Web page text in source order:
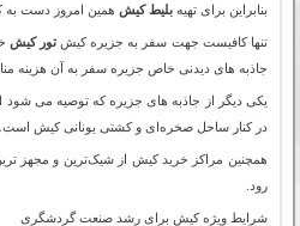
بنابراین برای تهیهبلیط کیش همین امروز دست به
تنها کافیست جهت سفر به جزیره کیشتور کیش
جاذبه های دیدنی خاص جزیره سفر به آن هزینه
یکی دیگر از جاذبه های جزیره که توصیه می
در کنار ساحل صخره‌ای و کشتی یونانی کیش است
همچنین مراکز خرید کیش از شیک‌ترین و مجهز
رود
شرایط ویژه كيش برای رشد صنعت گردشگری